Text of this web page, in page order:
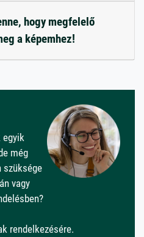
hogy megfelelő
a képemhez!
egyik
még
szüksége
vagy
rendelkezésére.